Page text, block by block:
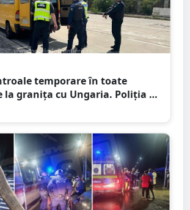
temporare în toate
la granița cu Ungaria. Poliția de
și Jandarmeria